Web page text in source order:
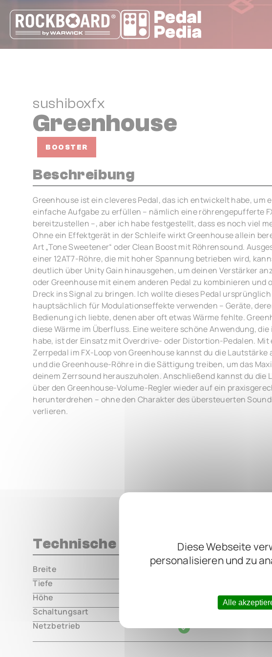
Diese Webseite
personalisieren und zu
Alle
sushiboxfx
Greenhouse
BOOSTER
Beschreibung
Greenhouse ist ein cleveres Pedal, das ich entwickelt habe, um
einfache Aufgabe zu erfüllen – nämlich eine röhrengepufferte
bereitzustellen –, aber ich habe festgestellt, dass es noch viel
Ohne ein Effektgerät in der Schleife wirkt Greenhouse allein
Art „Tone Sweetener“ oder Clean Boost mit Röhrensound.
einer 12AT7-Röhre, die mit hoher Spannung betrieben wird,
deutlich über Unity Gain hinausgehen, um deinen Verstärker
oder Greenhouse mit einem anderen Pedal zu kombinieren und
Dreck ins Signal zu bringen. Ich wollte dieses Pedal ursprünglich
hauptsächlich für Modulationseffekte verwenden – Geräte,
Bedienung ich liebte, denen aber oft etwas Wärme fehlte.
diese Wärme im Überfluss. Eine weitere schöne Anwendung,
habe, ist der Einsatz mit Overdrive- oder Distortion-Pedalen. Mit
Zerrpedal im FX-Loop von Greenhouse kannst du die Lautstärke
und die Greenhouse-Röhre in die Sättigung treiben, um das
deinem Zerrsound herauszuholen. Anschließend kannst du die
über den Greenhouse-Volume-Regler wieder auf ein
herunterdrehen – ohne den Charakter des übersteuerten
verlieren.
Technische Daten
Breite
Tiefe
Höhe
000.00 mm
Schaltungsart
Netzbetrieb